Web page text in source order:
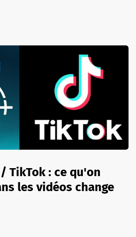
TikTok : ce qu'on
les vidéos change